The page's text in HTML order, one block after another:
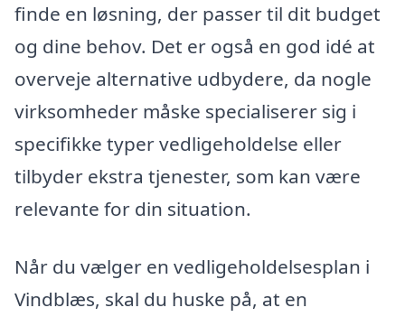
finde en løsning, der passer til dit budget
og dine behov. Det er også en god idé at
overveje alternative udbydere, da nogle
virksomheder måske specialiserer sig i
specifikke typer vedligeholdelse eller
tilbyder ekstra tjenester, som kan være
relevante for din situation.
Når du vælger en vedligeholdelsesplan i
Vindblæs, skal du huske på, at en